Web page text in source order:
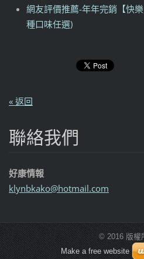
網友評價推薦-年年完銷【快
種口味任選)
« 返回
聯絡我們
好康情報
klynbkako@hotmail.com
© 2016 版權
Make a free website